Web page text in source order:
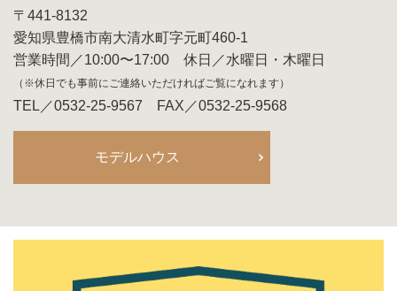
〒441-8132
愛知県豊橋市南大清水町字元町460-1
営業時間／10:00〜17:00 休日／水曜日・木曜日
（※休日でも事前にご連絡いただければご覧になれます）
TEL／0532-25-9567 FAX／0532-25-9568
モデルハウス